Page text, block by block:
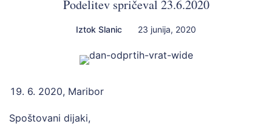
Podelitev spričeval 23.6.2020
Iztok Slanic 23 junija, 2020
6. 2020, Maribor
Spoštovani dijaki,